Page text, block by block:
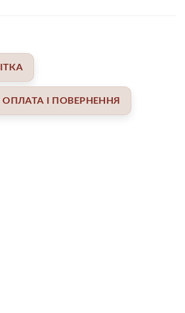
І ПОВЕРНЕННЯ